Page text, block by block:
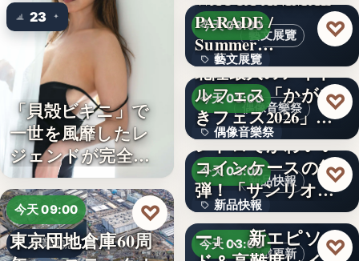
23
「貝殻ビキニ」で
一世を風靡したレ
ジェンドが完全復
活武田久…
今天 09:00
企業動態
東京団地倉庫60周
♡
藝文展覽
今天 03:00
藝文展覽
3名
PARADE /
Summer…
♡
偶像音樂祭
今天 03:00
偶像音樂祭
47
北陸最大のアイド
ルフェス「かがや
きフェス2026」第5
弾…
♡
新品快報
今天 03:00
新品快報
400
レトロでかわいい
コインケースの第2
弾！「サンリオキ
ャラク…
♡
遊戲更新
今天 03:00
『ソウルワーカ
ー』、新エピソー
♡